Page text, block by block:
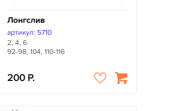
Лонгслив
артикул: 5710
2, 4, 6
92-98, 104, 110-116
200